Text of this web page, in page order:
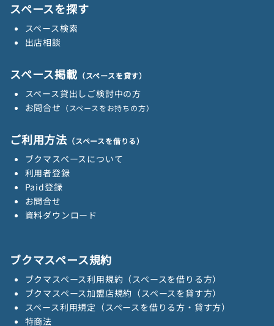
スペースを探す
スペース検索
出店相談
スペース掲載 （スペースを貸す）
スペース貸出しご検討中の方
お問合せ （スペースをお持ちの方）
ご利用方法 （スペースを借りる）
ブクマスペースについて
利用者登録
Paid登録
お問合せ
資料ダウンロード
ブクマスペース規約
ブクマスペース利用規約（スペースを借りる方）
ブクマスペース加盟店規約（スペースを貸す方）
スペース利用規定（スペースを借りる方・貸す方）
特商法